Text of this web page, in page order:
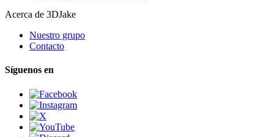
Acerca de 3DJake
Nuestro grupo
Contacto
Síguenos en